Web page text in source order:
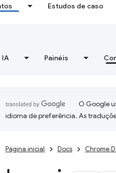
Estudos de caso
IA Painéis
O Google
idioma de preferência. As
Página inicial Docs Chrome